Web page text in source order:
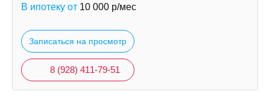
В ипотеку от 10 000 р/мес
Записаться на просмотр
8 (928) 411-79-51